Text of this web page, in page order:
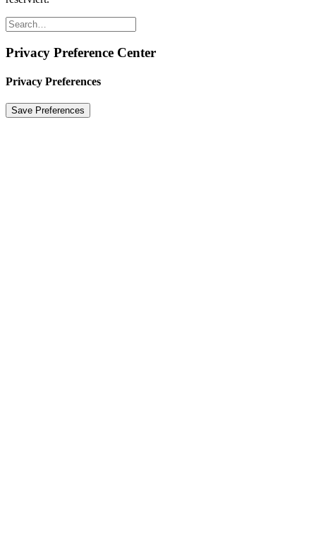
Privacy Preference Center
Privacy Preferences